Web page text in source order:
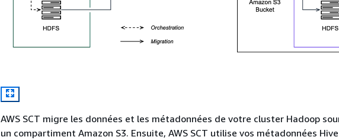
AWS SCT migre les données et les métadonnées de votre cluster Hadoop
un compartiment Amazon S3. Ensuite, AWS SCT utilise vos métadonnées